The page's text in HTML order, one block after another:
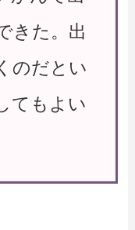
きた。出
のだとい
てもよい